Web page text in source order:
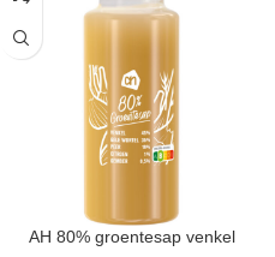
AH 80% groentesap venkel